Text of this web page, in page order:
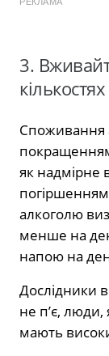
РЕКЛАМА
3.
кількостях
Споживання
як надмірне
алкоголю
менше на
напою на
Дослідники
не п’є, люди,
мають